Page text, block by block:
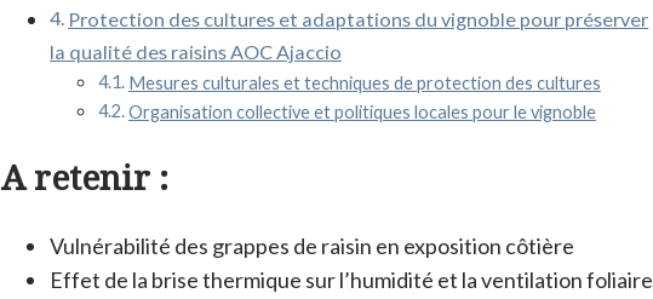
Protection des cultures et adaptations du vignoble pour préserver
la qualité des raisins AOC Ajaccio
Mesures culturales et techniques de protection des cultures
Organisation collective et politiques locales pour le vignoble
A retenir :
Vulnérabilité des grappes de raisin en exposition côtière
Effet de la brise thermique sur l’humidité et la ventilation foliaire